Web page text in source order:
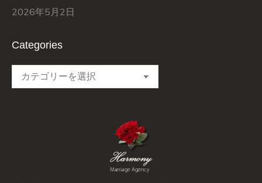
2026年5月2日
Categories
Categories